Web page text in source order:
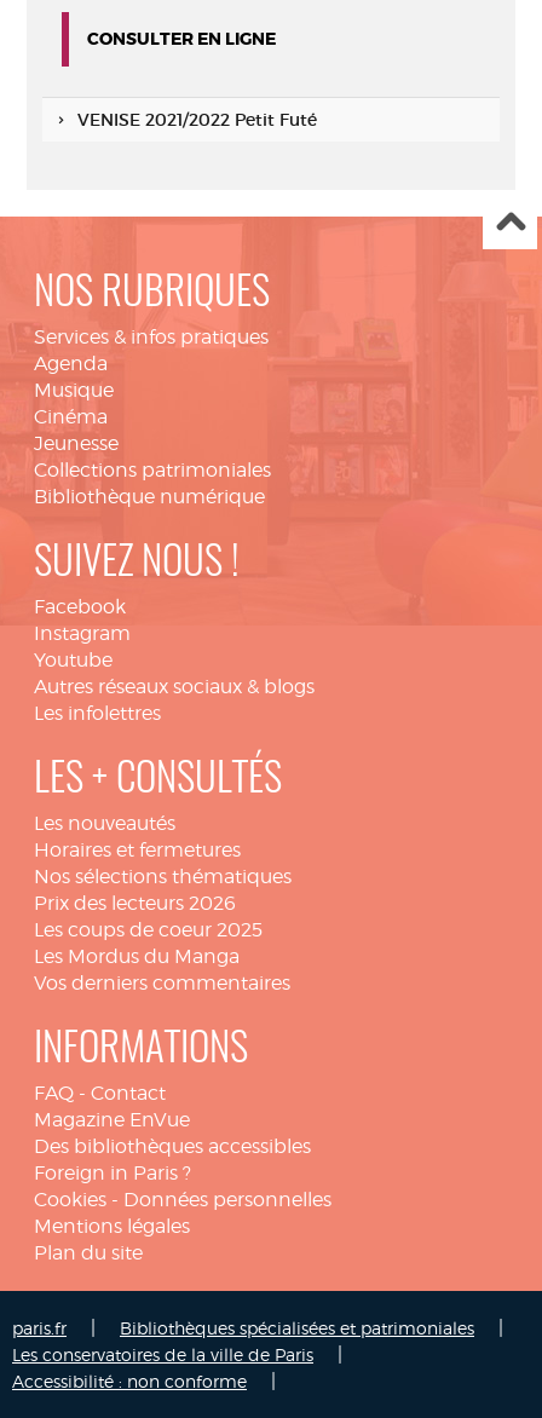
CONSULTER EN LIGNE
VENISE 2021/2022 Petit Futé
NOS RUBRIQUES
Services & infos pratiques
Agenda
Musique
Cinéma
Jeunesse
Collections patrimoniales
Bibliothèque numérique
SUIVEZ NOUS !
Facebook
Instagram
Youtube
Autres réseaux sociaux & blogs
Les infolettres
LES + CONSULTÉS
Les nouveautés
Horaires et fermetures
Nos sélections thématiques
Prix des lecteurs 2026
Les coups de coeur 2025
Les Mordus du Manga
Vos derniers commentaires
INFORMATIONS
FAQ - Contact
Magazine EnVue
Des bibliothèques accessibles
Foreign in Paris ?
Cookies - Données personnelles
Mentions légales
Plan du site
paris.fr Bibliothèques spécialisées et patrimoniales
Les conservatoires de la ville de Paris
Accessibilité : non conforme